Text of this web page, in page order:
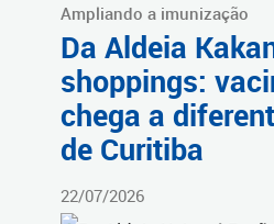
Ampliando a imunização
Da Aldeia
shoppings:
chega a
de Curitiba
22/07/2026